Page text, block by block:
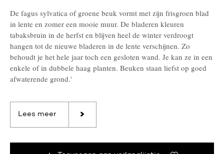
De fagus sylvatica of groene beuk vormt met zijn frisgroen blad
in lente en zomer een mooie muur. De bladeren kleuren
tabaksbruin in de herfst en blijven heel de winter verdroogt
hangen tot de nieuwe bladeren in de lente verschijnen. Zo
behoudt je het hele jaar toch een gesloten wand. Je kan ze in een
enkele of in dubbele haag planten. Beuken staan liefst op goed
afwaterende grond.'
Lees meer